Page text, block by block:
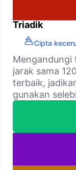
Triadik
Cipta
Mengandungi
jarak sama
terbaik,
gunakan